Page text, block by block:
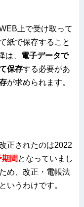
上で受け取って
紙で保存すること
は、 電子データで
保存する必要があ
が求められます。
正されたのは2022
間 となっていまし
め、改正・電帳法
いうわけです。